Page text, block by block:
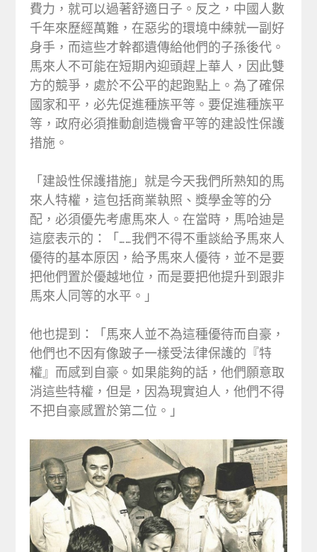
費力，就可以過著舒適日子。反之，中國人數
千年來歷經萬難，在惡劣的環境中練就一副好
身手，而這些才幹都遺傳給他們的子孫後代。
馬來人不可能在短期內迎頭趕上華人，因此雙
方的競爭，處於不公平的起跑點上。為了確保
國家和平，必先促進種族平等。要促進種族平
等，政府必須推動創造機會平等的建設性保護
措施。
「建設性保護措施」就是今天我們所熟知的馬
來人特權，這包括商業執照、獎學金等的分
配，必須優先考慮馬來人。在當時，馬哈迪是
這麼表示的：「……我們不得不重談給予馬來人
優待的基本原因，給予馬來人優待，並不是要
把他們置於優越地位，而是要把他提升到跟非
馬來人同等的水平。」
他也提到：「馬來人並不為這種優待而自豪，
他們也不因有像跛子一樣受法律保護的『特
權』而感到自豪。如果能夠的話，他們願意取
消這些特權，但是，因為現實迫人，他們不得
不把自豪感置於第二位。」